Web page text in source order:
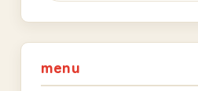
シ
ョ
ン
menu